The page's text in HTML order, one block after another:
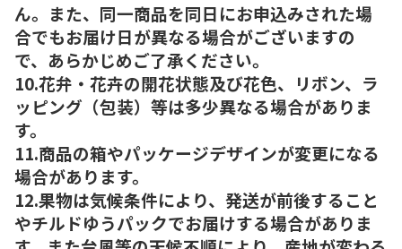
ん。また、同一商品を同日にお申込みされた場
合でもお届け日が異なる場合がございますの
で、あらかじめご了承ください。
10.花弁・花卉の開花状態及び花色、リボン、ラ
ッピング（包装）等は多少異なる場合がありま
す。
11.商品の箱やパッケージデザインが変更になる
場合があります。
12.果物は気候条件により、発送が前後すること
やチルドゆうパックでお届けする場合がありま